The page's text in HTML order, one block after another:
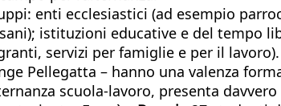
enti ecclesiastici (ad esempio
istituzioni educative e del tempo
servizi per famiglie e per il lavoro).
Pellegatta – hanno una valenza
scuola-lavoro, presenta